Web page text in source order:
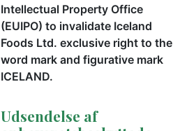
Intellectual Property Office
(EUIPO) to invalidate Iceland
Foods Ltd. exclusive right to the
word mark and figurative mark
ICELAND.
Udsendelse af